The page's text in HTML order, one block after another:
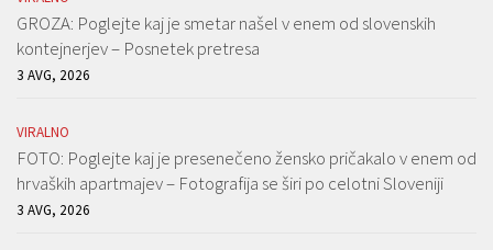
GROZA: Poglejte kaj je smetar našel v enem od slovenskih
kontejnerjev – Posnetek pretresa
3 AVG, 2026
VIRALNO
FOTO: Poglejte kaj je presenečeno žensko pričakalo v enem od
hrvaških apartmajev – Fotografija se širi po celotni Sloveniji
3 AVG, 2026